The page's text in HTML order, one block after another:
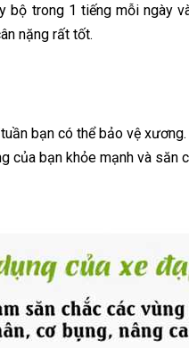
bộ trong 1 tiếng mỗi ngày
nặng rất tốt.
bạn có thể bảo vệ
của bạn khỏe mạnh và săn